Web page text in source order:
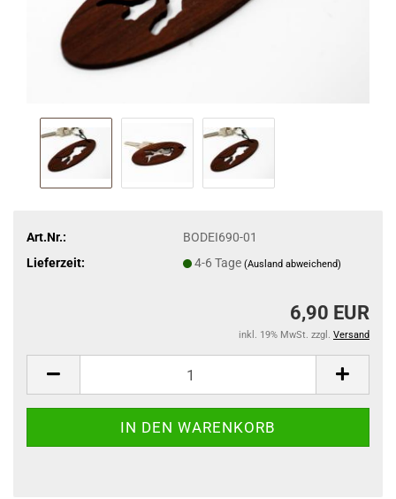
Art.Nr.:
BODEI690-01
Lieferzeit:
4-6 Tage (Ausland abweichend)
6,90 EUR
inkl. 19% MwSt. zzgl. Versand